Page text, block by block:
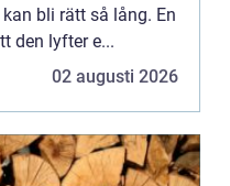
bli rätt så lång. En
den lyfter e...
02 augusti 2026